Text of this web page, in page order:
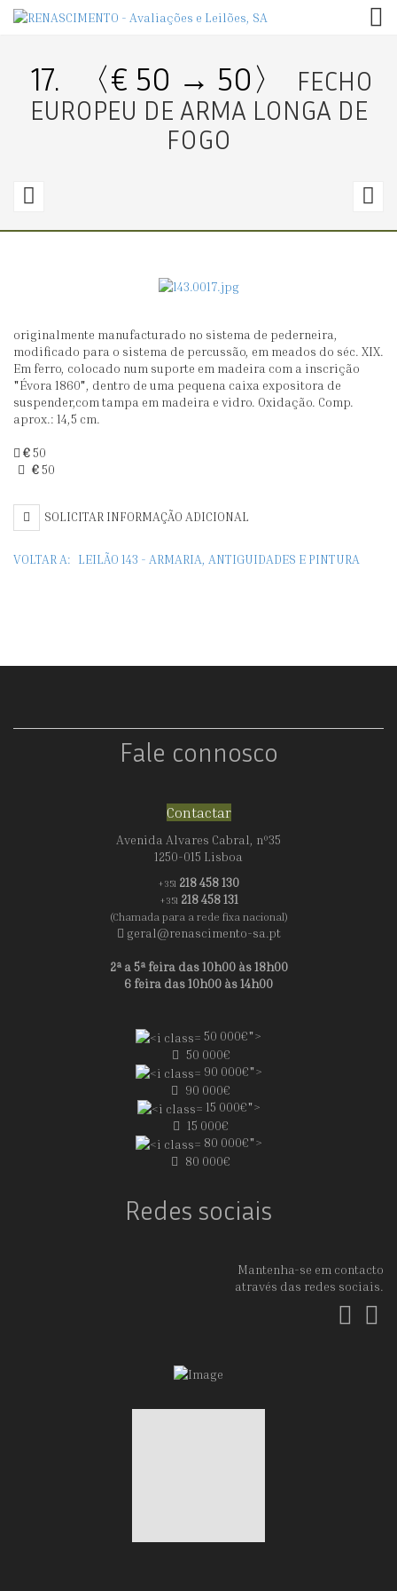
17. 〈€ 50 → 50〉
FECHO
EUROPEU DE ARMA LONGA DE
FOGO
〈€
PISTOLA
ESTILO
PEDERNEIRA
DA
GUARDA
REAL
ESPANHOLA
originalmente manufacturado no sistema de pederneira,
modificado para o sistema de percussão, em meados do séc. XIX.
Em ferro, colocado num suporte em madeira com a inscrição
"Évora 1860", dentro de uma pequena caixa expositora de
suspender,com tampa em madeira e vidro. Oxidação. Comp.
aprox.: 14,5 cm.
€50
€50
SOLICITAR INFORMAÇÃO ADICIONAL
VOLTAR A: LEILÃO 143 - ARMARIA, ANTIGUIDADES E PINTURA
Fale connosco
Contactar
Avenida Alvares Cabral, nº35
1250-015 Lisboa
+351 218 458 130
+351 218 458 131
(Chamada para a rede fixa nacional)
geral@renascimento-sa.pt
2ª a 5ª feira das 10h00 às 18h00
6 feira das 10h00 às 14h00
50 000€">
50 000€
90 000€">
90 000€
15 000€">
15 000€
80 000€">
80 000€
Redes sociais
Mantenha-se em contacto
através das redes sociais.